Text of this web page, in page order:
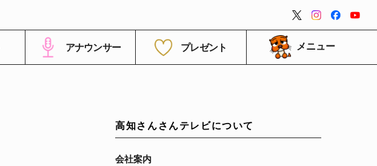
アナウンサー プレゼント メニュー
高知さんさんテレビについて
会社案内